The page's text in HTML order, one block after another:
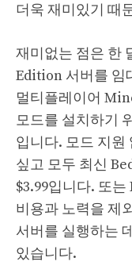
더욱 재미있기 때
재미없는 점은 한
Edition 서버를 임
멀티플레이어
모드를 설치하기
입니다. 모드 지원
싶고 모두 최신
$3.99입니다. 또
비용과 노력을 제
서버를 실행하는
있습니다.